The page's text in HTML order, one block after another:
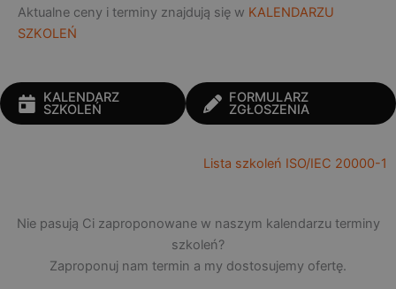
Aktualne ceny i terminy znajdują się w KALENDARZU
SZKOLEŃ
KALENDARZ
SZKOLEŃ
FORMULARZ
ZGŁOSZENIA
Lista szkoleń ISO/IEC 20000-1
Nie pasują Ci zaproponowane w naszym kalendarzu terminy
szkoleń?
Zaproponuj nam termin a my dostosujemy ofertę.